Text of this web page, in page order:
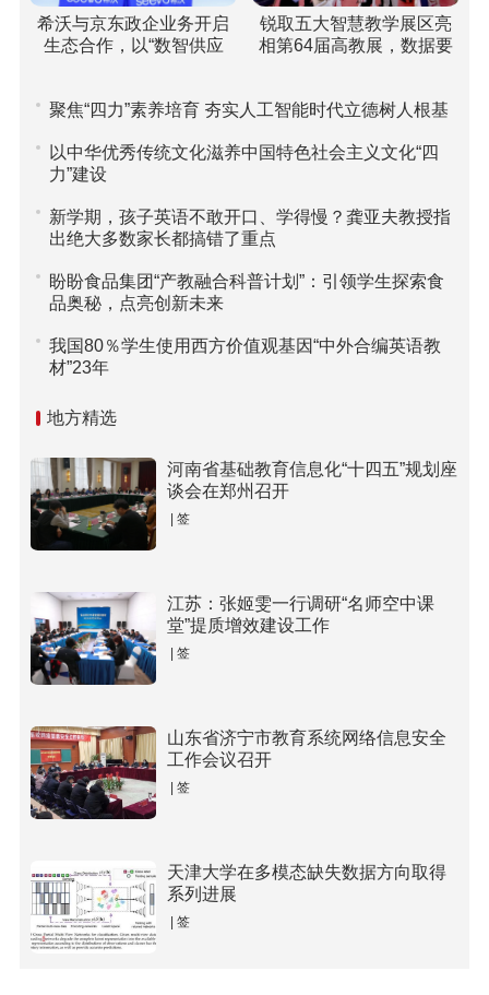
希沃与京东政企业务开启
生态合作，以“数智供应
锐取五大智慧教学展区亮
相第64届高教展，数据要
聚焦“四力”素养培育 夯实人工智能时代立德树人根基
以中华优秀传统文化滋养中国特色社会主义文化“四
力”建设
新学期，孩子英语不敢开口、学得慢？龚亚夫教授指
出绝大多数家长都搞错了重点
盼盼食品集团“产教融合科普计划”：引领学生探索食
品奥秘，点亮创新未来
我国80％学生使用西方价值观基因“中外合编英语教
材”23年
地方精选
河南省基础教育信息化“十四五”规划座
谈会在郑州召开
| 签
江苏：张姬雯一行调研“名师空中课
堂”提质增效建设工作
| 签
山东省济宁市教育系统网络信息安全
工作会议召开
| 签
天津大学在多模态缺失数据方向取得
系列进展
| 签